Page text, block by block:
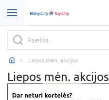
Liepos mėn. akcijos
Liepos mėn. akcijos